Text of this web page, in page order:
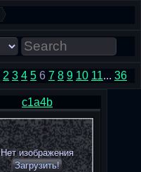
2 3 4 5 6 7 8 9 10 11... 36
c1a4b
Нет изображения
Загрузить!